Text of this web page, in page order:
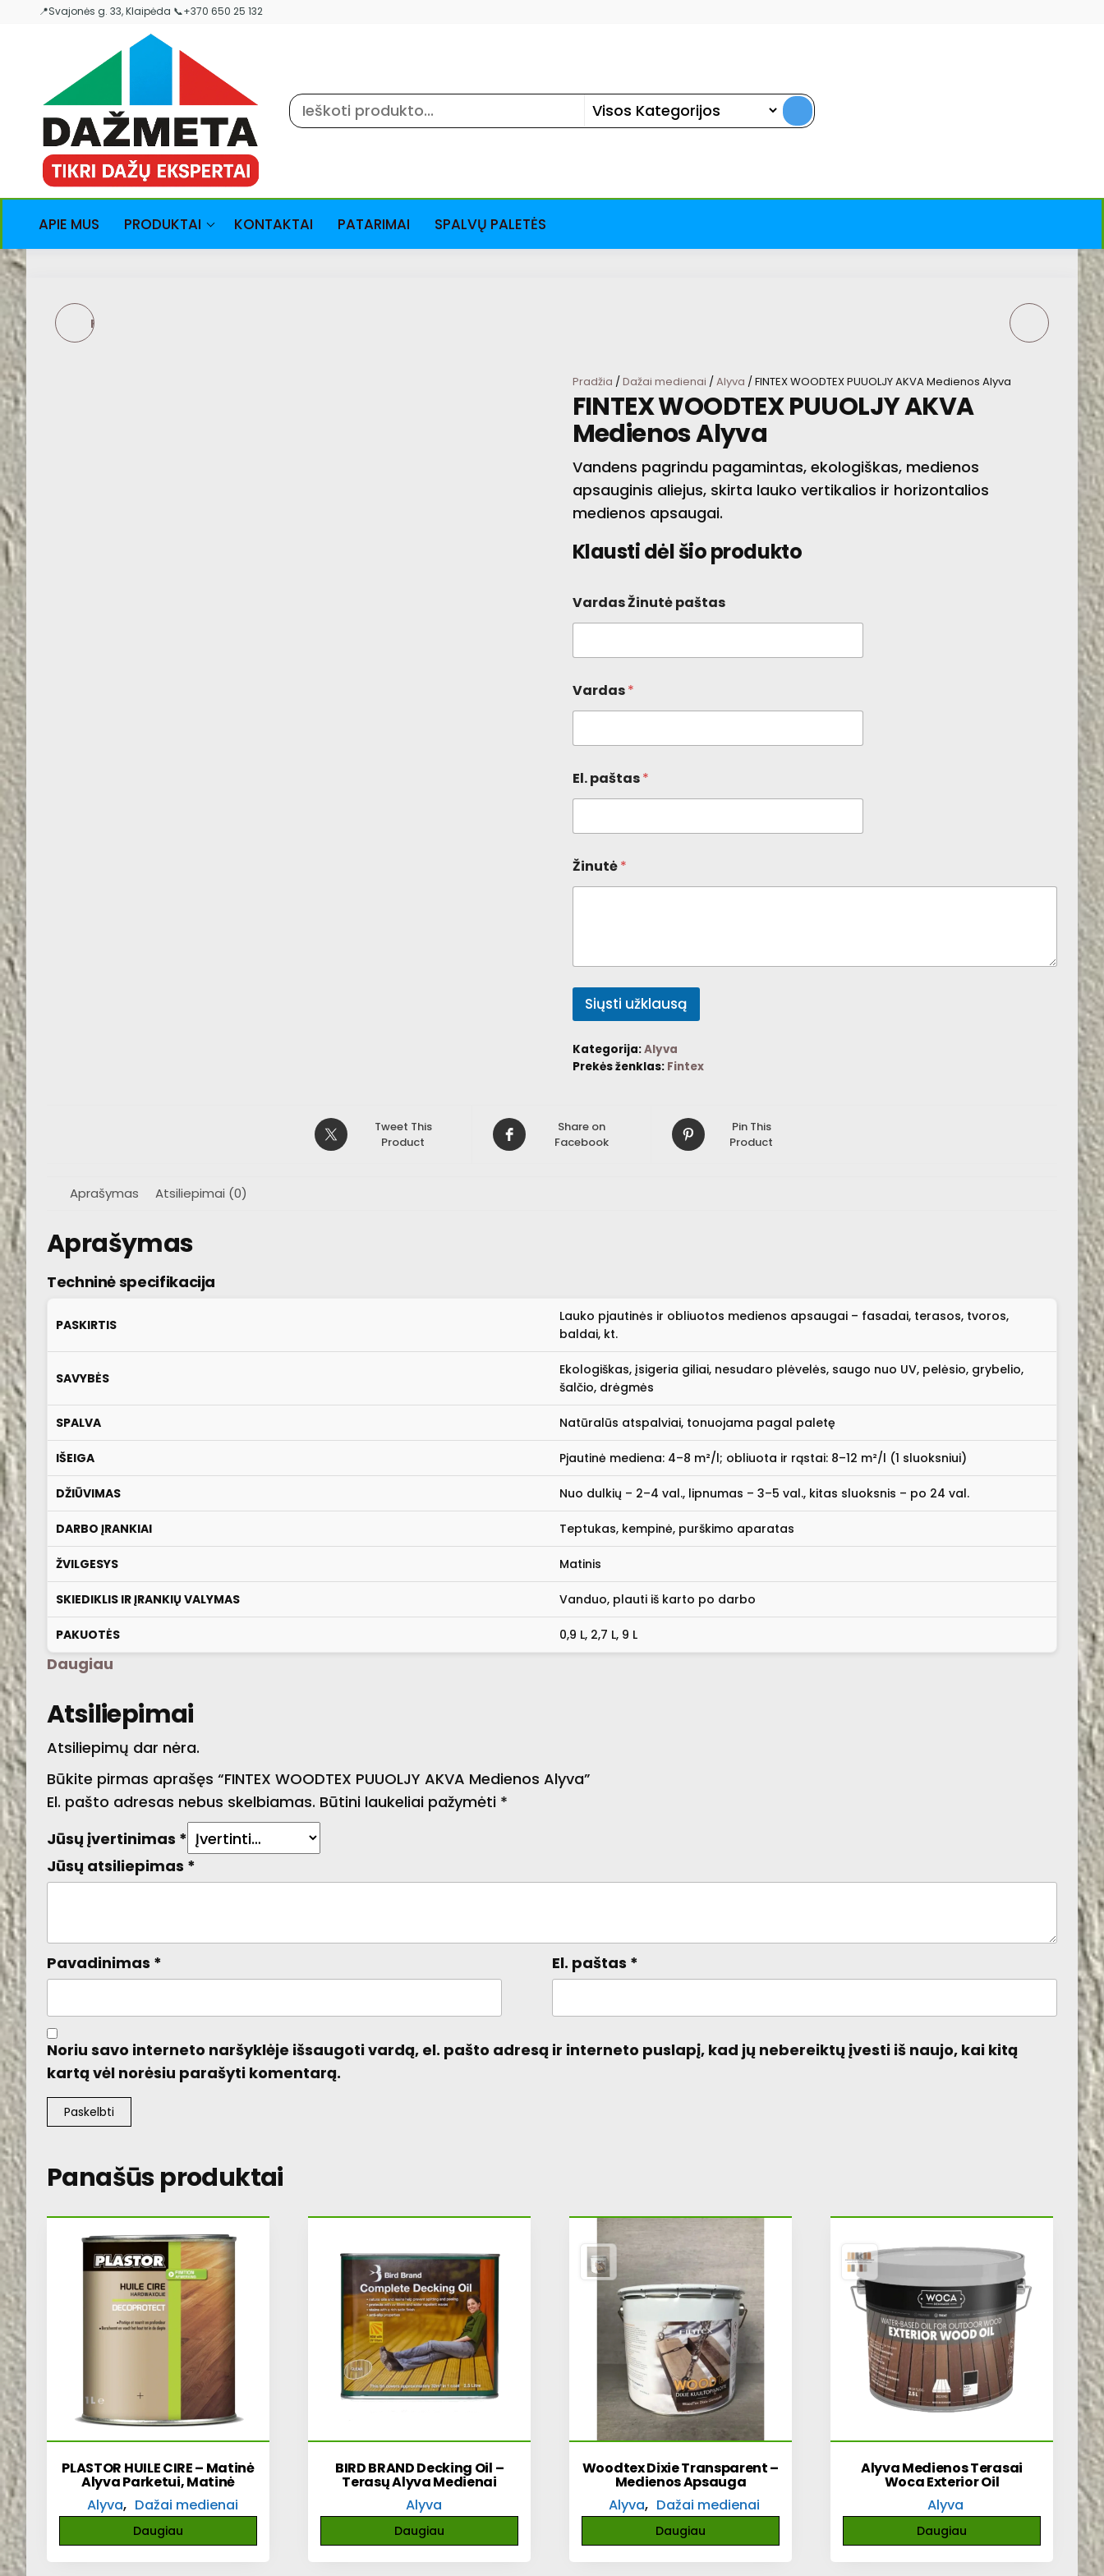
📍Svajonės g. 33, Klaipėda 📞+370 650 25 132
APIE MUS PRODUKTAI KONTAKTAI PATARIMAI SPALVŲ PALETĖS
FINTEX TALOMAALI -
EXTERIOR OIL
Pradžia / Dažai medienai / Alyva / FINTEX WOODTEX PUUOLJY AKVA Medienos Alyva
FINTEX WOODTEX PUUOLJY AKVA
Medienos Alyva
Vandens pagrindu pagamintas, ekologiškas, medienos
apsauginis aliejus, skirta lauko vertikalios ir horizontalios
medienos apsaugai.
Klausti dėl šio produkto
Vardas Žinutė paštas
Vardas*
El. paštas*
Žinutė*
Siųsti užklausą
Kategorija:Alyva
Prekės ženklas: Fintex
Tweet This
Product
Share on
Facebook
Pin This
Product
Aprašymas Atsiliepimai (0)
Aprašymas
Techninė specifikacija
PASKIRTIS
Lauko pjautinės ir obliuotos medienos apsaugai – fasadai, terasos, tvoros,
baldai, kt.
SAVYBĖS
Ekologiškas, įsigeria giliai, nesudaro plėvelės, saugo nuo UV, pelėsio, grybelio,
šalčio, drėgmės
SPALVA Natūralūs atspalviai, tonuojama pagal paletę
IŠEIGA Pjautinė mediena: 4–8 m²/l; obliuota ir rąstai: 8–12 m²/l (1 sluoksniui)
DŽIŪVIMAS Nuo dulkių – 2–4 val., lipnumas – 3–5 val., kitas sluoksnis – po 24 val.
DARBO ĮRANKIAI Teptukas, kempinė, purškimo aparatas
ŽVILGESYS Matinis
SKIEDIKLIS IR ĮRANKIŲ VALYMAS Vanduo, plauti iš karto po darbo
PAKUOTĖS 0,9 L, 2,7 L, 9 L
Daugiau
Atsiliepimai
Atsiliepimų dar nėra.
Būkite pirmas aprašęs “FINTEX WOODTEX PUUOLJY AKVA Medienos Alyva”
El. pašto adresas nebus skelbiamas. Būtini laukeliai pažymėti *
Jūsų įvertinimas *
Jūsų atsiliepimas *
Pavadinimas * El. paštas *
Noriu savo interneto naršyklėje išsaugoti vardą, el. pašto adresą ir interneto puslapį, kad jų nebereiktų įvesti iš naujo, kai kitą
kartą vėl norėsiu parašyti komentarą.
Panašūs produktai
PLASTOR HUILE CIRE – Matinė
Alyva Parketui, Matinė
Alyva, Dažai medienai
Daugiau
BIRD BRAND Decking Oil –
Terasų Alyva Medienai
Alyva
Daugiau
Woodtex Dixie Transparent –
Medienos Apsauga
Alyva, Dažai medienai
Daugiau
Alyva Medienos Terasai
Woca Exterior Oil
Alyva
Daugiau